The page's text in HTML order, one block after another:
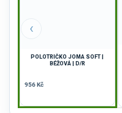
‹
POLOTRIČKO JOMA SOFT |
BÉŽOVÁ | D/R
956 Kč